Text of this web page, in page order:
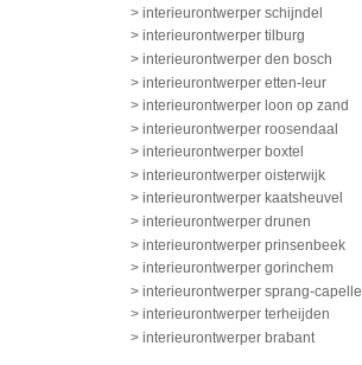
> interieurontwerper schijndel
> interieurontwerper tilburg
> interieurontwerper den bosch
> interieurontwerper etten-leur
> interieurontwerper loon op zand
> interieurontwerper roosendaal
> interieurontwerper boxtel
> interieurontwerper oisterwijk
> interieurontwerper kaatsheuvel
> interieurontwerper drunen
> interieurontwerper prinsenbeek
> interieurontwerper gorinchem
> interieurontwerper sprang-capelle
> interieurontwerper terheijden
> interieurontwerper brabant